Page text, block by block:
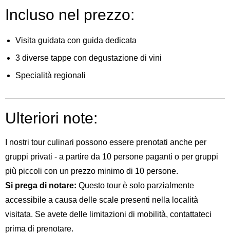
Incluso nel prezzo:
Visita guidata con guida dedicata
3 diverse tappe con degustazione di vini
Specialità regionali
Ulteriori note:
I nostri tour culinari possono essere prenotati anche per
gruppi privati - a partire da 10 persone paganti o per gruppi
più piccoli con un prezzo minimo di 10 persone.
Si prega di notare: Questo tour è solo parzialmente
accessibile a causa delle scale presenti nella località
visitata. Se avete delle limitazioni di mobilità, contattateci
prima di prenotare.